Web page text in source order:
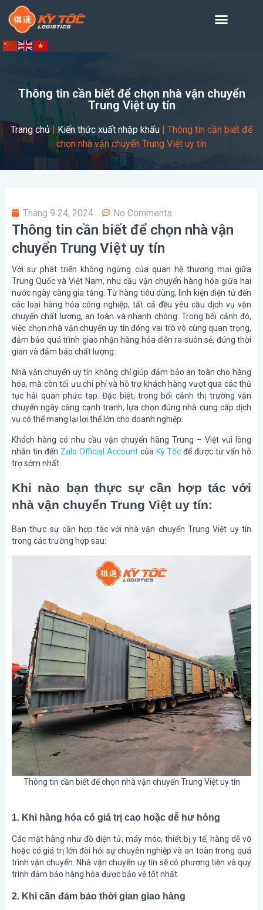
Thông tin cần biết để chọn nhà vận chuyển
Trung Việt uy tín
Trang chủ | Kiến thức xuất nhập khẩu | Thông tin cần biết để
chọn nhà vận chuyển Trung Việt uy tín
Tháng 9 24, 2024 No Comments
Thông tin cần biết để chọn nhà vận
chuyển Trung Việt uy tín
Với sự phát triển không ngừng của quan hệ thương mại giữa
Trung Quốc và Việt Nam, nhu cầu vận chuyển hàng hóa giữa hai
nước ngày càng gia tăng. Từ hàng tiêu dùng, linh kiện điện tử đến
các loại hàng hóa công nghiệp, tất cả đều yêu cầu dịch vụ vận
chuyển chất lượng, an toàn và nhanh chóng. Trong bối cảnh đó,
việc chọn nhà vận chuyển uy tín đóng vai trò vô cùng quan trọng,
đảm bảo quá trình giao nhận hàng hóa diễn ra suôn sẻ, đúng thời
gian và đảm bảo chất lượng.
Nhà vận chuyển uy tín không chỉ giúp đảm bảo an toàn cho hàng
hóa, mà còn tối ưu chi phí và hỗ trợ khách hàng vượt qua các thủ
tục hải quan phức tạp. Đặc biệt, trong bối cảnh thị trường vận
chuyển ngày càng cạnh tranh, lựa chọn đúng nhà cung cấp dịch
vụ có thể mang lại lợi thế lớn cho doanh nghiệp.
Khách hàng có nhu cầu vận chuyển hàng Trung – Việt vui lòng
nhắn tin đến Zalo Official Accountcủa Kỳ Tốc để được tư vấn hỗ
trợ sớm nhất.
Khi nào bạn thực sự cần hợp tác với
nhà vận chuyển Trung Việt uy tín:
Bạn thực sự cần hợp tác với nhà vận chuyển Trung Việt uy tín
trong các trường hợp sau:
Thông tin cần biết để chọn nhà vận chuyển Trung Việt uy tín
1. Khi hàng hóa có giá trị cao hoặc dễ hư hỏng
Các mặt hàng như đồ điện tử, máy móc, thiết bị y tế, hàng dễ vỡ
hoặc có giá trị lớn đòi hỏi sự chuyên nghiệp và an toàn trong quá
trình vận chuyển. Nhà vận chuyển uy tín sẽ có phương tiện và quy
trình đảm bảo hàng hóa được bảo vệ tốt nhất.
2. Khi cần đảm bảo thời gian giao hàng